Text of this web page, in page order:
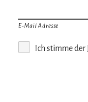
E-Mail Adresse
Ich stimme der